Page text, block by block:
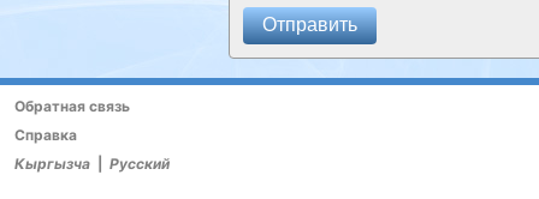
Отправить
Обратная связь
Справка
Кыргызча
Русский